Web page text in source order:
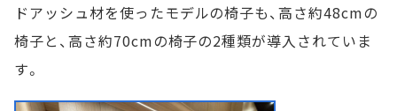
ドアッシュ材を使ったモデルの椅子も、高さ約48cmの
椅子と、高さ約70cmの椅子の2種類が導入されていま
す。